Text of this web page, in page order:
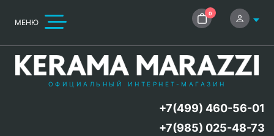
МЕНЮ
0
ОФИЦИАЛЬНЫЙ ИНТЕРНЕТ-МАГАЗИН
+7(499) 460-56-01
+7(985) 025-48-73